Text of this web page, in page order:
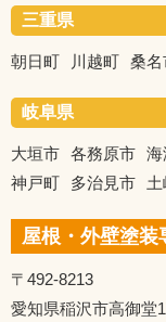
三重県
朝日町 川越町 桑名
岐阜県
大垣市 各務原市 海
神戸町
多治見市
屋根・外壁塗装
〒492-8213
愛知県稲沢市高御堂